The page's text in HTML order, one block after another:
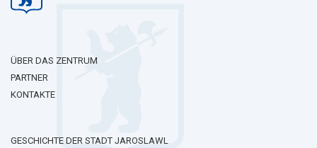
ÜBER DAS ZENTRUM
PARTNER
KONTAKTE
GESCHICHTE DER STADT JAROSLAWL